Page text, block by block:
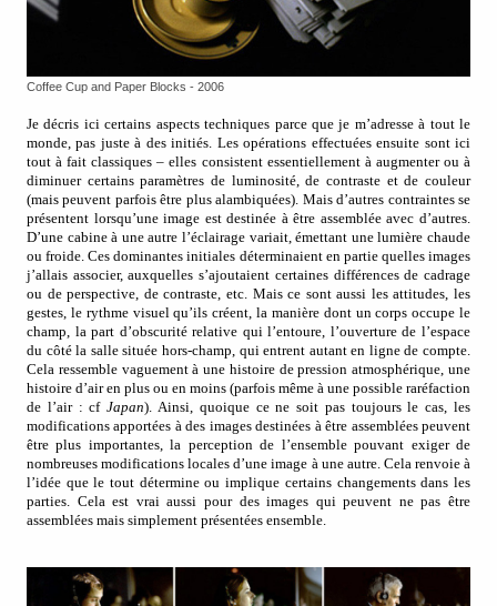
Coffee Cup and Paper Blocks - 2006
Je décris ici certains aspects techniques parce que je m’adresse à tout le
monde, pas juste à des initiés. Les opérations effectuées ensuite sont ici
tout à fait classiques – elles consistent essentiellement à augmenter ou à
diminuer certains paramètres de luminosité, de contraste et de couleur
(mais peuvent parfois être plus alambiquées). Mais d’autres contraintes se
présentent lorsqu’une image est destinée à être assemblée avec d’autres.
D’une cabine à une autre l’éclairage variait, émettant une lumière chaude
ou froide. Ces dominantes initiales déterminaient en partie quelles images
j’allais associer, auxquelles s’ajoutaient certaines différences de cadrage
ou de perspective, de contraste, etc. Mais ce sont aussi les attitudes, les
gestes, le rythme visuel qu’ils créent, la manière dont un corps occupe le
champ, la part d’obscurité relative qui l’entoure, l’ouverture de l’espace
du côté la salle située hors-champ, qui entrent autant en ligne de compte.
Cela ressemble vaguement à une histoire de pression atmosphérique, une
histoire d’air en plus ou en moins (parfois même à une possible raréfaction
de l’air : cfJapan). Ainsi, quoique ce ne soit pas toujours le cas, les
modifications apportées à des images destinées à être assemblées peuvent
être plus importantes, la perception de l’ensemble pouvant exiger de
nombreuses modifications locales d’une image à une autre. Cela renvoie à
l’idée que le tout détermine ou implique certains changements dans les
parties. Cela est vrai aussi pour des images qui peuvent ne pas être
assemblées mais simplement présentées ensemble.